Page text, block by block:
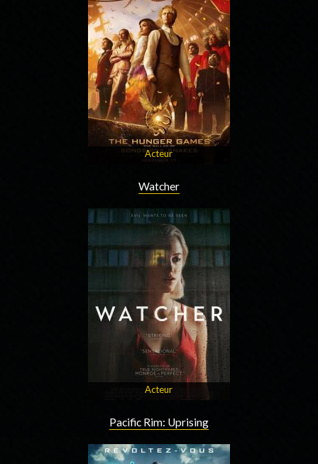
Acteur
Watcher
Acteur
Pacific Rim: Uprising